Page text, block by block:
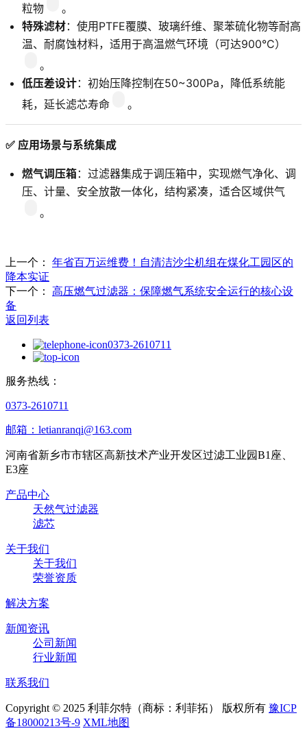
粒物
。
特殊滤材：使用PTFE覆膜、玻璃纤维、聚苯硫化物等耐高
温、耐腐蚀材料，适用于高温燃气环境（可达900°C）
。
低压差设计：初始压降控制在50~300Pa，降低系统能
耗，延长滤芯寿命
。
✅ 应用场景与系统集成
燃气调压箱：过滤器集成于调压箱中，实现燃气净化、调
压、计量、安全放散一体化，结构紧凑，适合区域供气
。
上一个：
年省百万运维费！自清洁沙尘机组在煤化工园区的
降本实证
下一个：
高压燃气过滤器：保障燃气系统安全运行的核心设
备
返回列表
0373-2610711
服务热线：
0373-2610711
邮箱：letianranqi@163.com
河南省新乡市市辖区高新技术产业开发区过滤工业园B1座、
E3座
产品中心
天然气过滤器
滤芯
关于我们
关于我们
荣誉资质
解决方案
新闻资讯
公司新闻
行业新闻
联系我们
Copyright © 2025 利菲尔特（商标：利菲拓） 版权所有 豫ICP
备18000213号-9 XML地图